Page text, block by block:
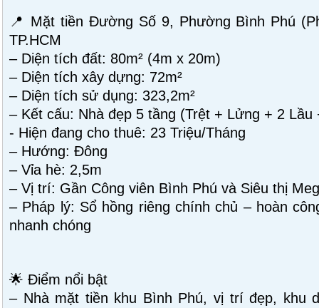
📍 Mặt tiền Đường Số 9, Phường Bình Phú
TP.HCM
– Diện tích đất: 80m² (4m x 20m)
– Diện tích xây dựng: 72m²
– Diện tích sử dụng: 323,2m²
– Kết cấu: Nhà đẹp 5 tầng (Trệt + Lửng + 2 Lầu
- Hiện đang cho thuê: 23 Triệu/Tháng
– Hướng: Đông
– Vỉa hè: 2,5m
– Vị trí: Gần Công viên Bình Phú và Siêu thị
– Pháp lý: Sổ hồng riêng chính chủ – hoàn
nhanh chóng
🌟 Điểm nổi bật
– Nhà mặt tiền khu Bình Phú, vị trí đẹp, khu